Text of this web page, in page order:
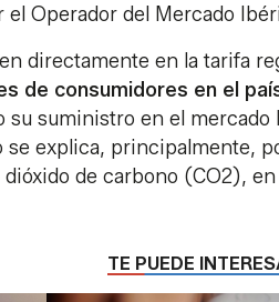
Operador del Mercado
directamente en la tarifa
de consumidores en el
su suministro en el
explica, principalmente,
de carbono (CO2),
TE PUEDE